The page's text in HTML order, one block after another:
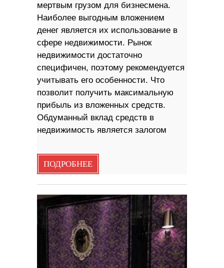
мертвым грузом для бизнесмена.
Наиболее выгодным вложением
денег является их использование в
сфере недвижимости. Рынок
недвижимости достаточно
специфичен, поэтому рекомендуется
учитывать его особенности. Что
позволит получить максимальную
прибыль из вложенных средств.
Обдуманный вклад средств в
недвижимость является залогом
ПОДРОБНЕЕ